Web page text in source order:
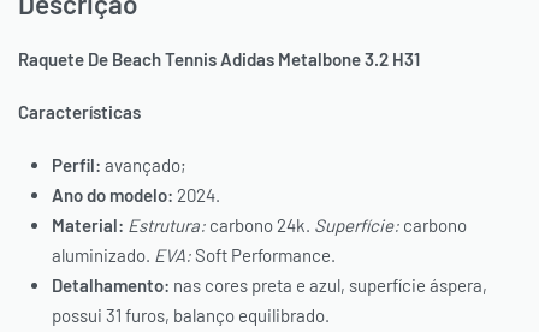
Raquete De Beach Tennis Adidas Metalbone 3.2 H31
Características
Perfil: avançado;
Ano do modelo: 2024.
Material: Estrutura: carbono 24k. Superfície: carbono
aluminizado. EVA:Soft Performance.
Detalhamento: nas cores preta e azul, superfície áspera,
possui 31 furos, balanço equilibrado.